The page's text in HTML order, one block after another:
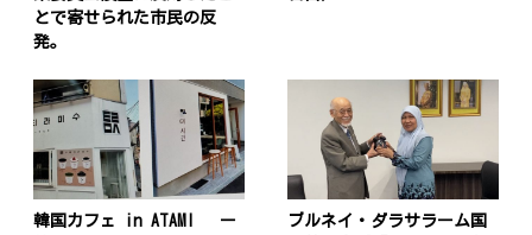
とで寄せられた市民の反
発。
韓国カフェ in ATAMI ー
ブルネイ・ダラサラーム国